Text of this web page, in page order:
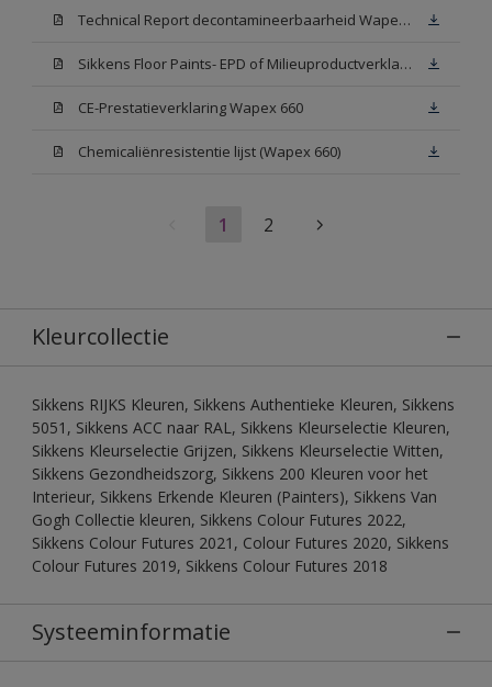
Technical Report decontamineerbaarheid Wapex 660
Sikkens Floor Paints- EPD of Milieuproductverklaring
CE-Prestatieverklaring Wapex 660
Chemicaliënresistentie lijst (Wapex 660)
1 2
Kleurcollectie
Sikkens RIJKS Kleuren, Sikkens Authentieke Kleuren, Sikkens
5051, Sikkens ACC naar RAL, Sikkens Kleurselectie Kleuren,
Sikkens Kleurselectie Grijzen, Sikkens Kleurselectie Witten,
Sikkens Gezondheidszorg, Sikkens 200 Kleuren voor het
Interieur, Sikkens Erkende Kleuren (Painters), Sikkens Van
Gogh Collectie kleuren, Sikkens Colour Futures 2022,
Sikkens Colour Futures 2021, Colour Futures 2020, Sikkens
Colour Futures 2019, Sikkens Colour Futures 2018
Systeeminformatie